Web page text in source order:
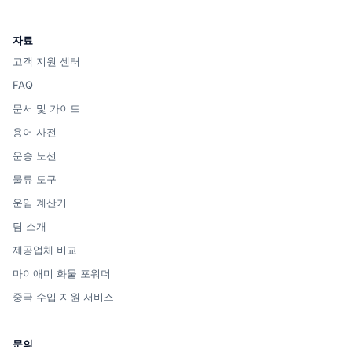
자료
고객 지원 센터
FAQ
문서 및 가이드
용어 사전
운송 노선
물류 도구
운임 계산기
팀 소개
제공업체 비교
마이애미 화물 포워더
중국 수입 지원 서비스
문의